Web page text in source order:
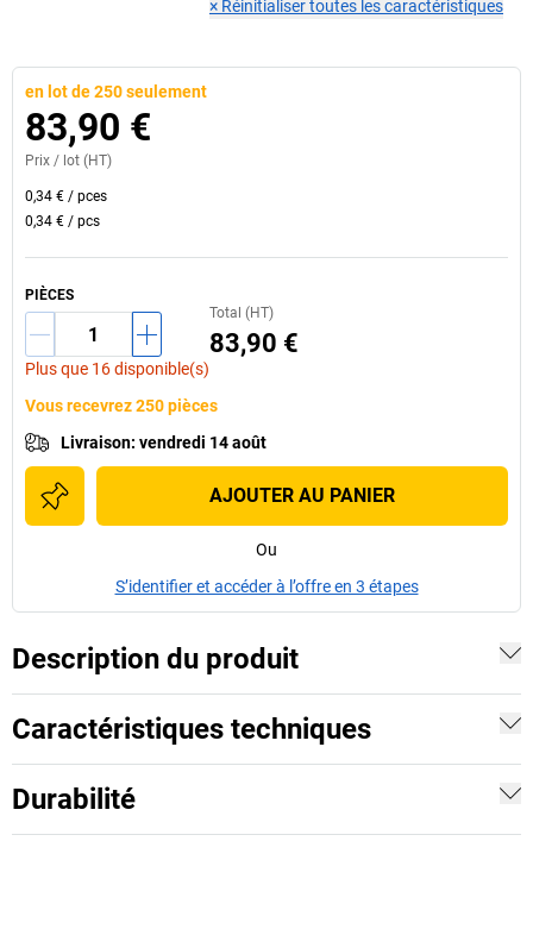
× Réinitialiser toutes les caractéristiques
en lot de 250 seulement
83,90 €
Prix / lot (HT)
0,34 € / pces
0,34 € / pcs
PIÈCES
Plus que 16 disponible(s)
Total (HT)
83,90 €
Vous recevrez 250 pièces
Livraison: vendredi 14 août
AJOUTER AU PANIER
Ou
S’identifier et accéder à l’offre en 3 étapes
Description du produit
Caractéristiques techniques
Durabilité